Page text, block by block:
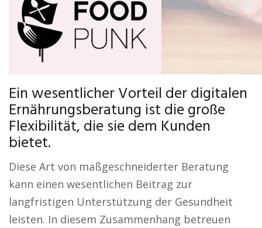
Ein wesentlicher Vorteil der digitalen
Ernährungsberatung ist die große
Flexibilität, die sie dem Kunden
bietet.
Diese Art von maßgeschneiderter Beratung
kann einen wesentlichen Beitrag zur
langfristigen Unterstützung der Gesundheit
leisten. In diesem Zusammenhang betreuen